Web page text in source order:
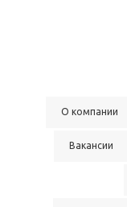
О компании
Вакансии